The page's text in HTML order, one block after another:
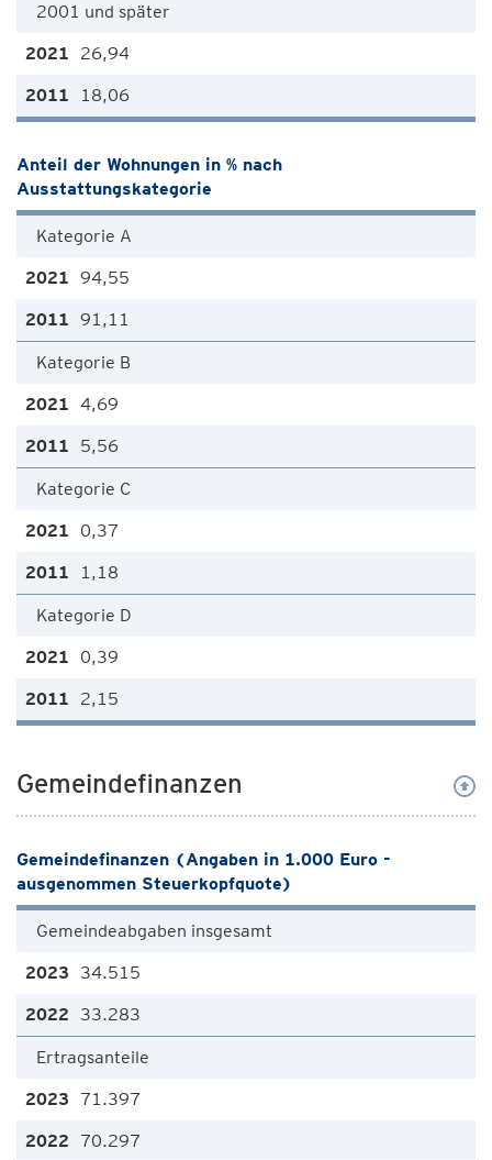
2001 und später
26,94
18,06
Anteil der Wohnungen in % nach
Ausstattungskategorie
Kategorie A
94,55
91,11
Kategorie B
4,69
5,56
Kategorie C
0,37
1,18
Kategorie D
0,39
2,15
Gemeindefinanzen
Gemeindefinanzen (Angaben in 1.000 Euro -
ausgenommen Steuerkopfquote)
Gemeindeabgaben insgesamt
34.515
33.283
Ertragsanteile
71.397
70.297